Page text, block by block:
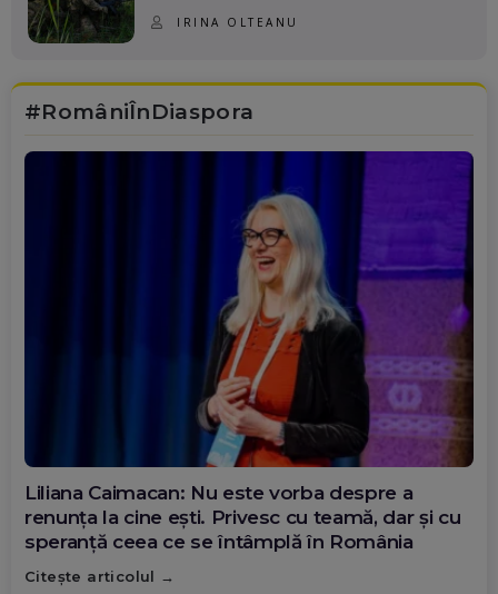
IRINA OLTEANU
#RomâniÎnDiaspora
Diana Olar, românca de la Google care
demonstrează că diaspora poate schimba
România
Citește articolul